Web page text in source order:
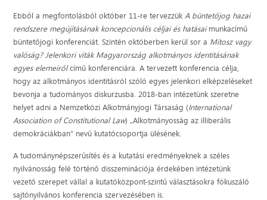
Ebből a megfontolásból október 11-re tervezzükA büntetőjog hazai
rendszere megújításának koncepcionális céljai és hatásaimunkacímű
büntetőjogi konferenciát. Szintén októberben kerül sor a Mítosz vagy
valóság? Jelenkori viták Magyarország alkotmányos identitásának
egyes elemeirőlcímű konferenciára. A tervezett konferencia célja,
hogy az alkotmányos identitásról szóló egyes jelenkori elképzeléseket
bevonja a tudományos diskurzusba. 2018-ban intézetünk szeretne
helyet adni a Nemzetközi Alkotmányjogi Társaság (International
Association of Constitutional Law) „Alkotmányosság az illiberális
demokráciákban” nevű kutatócsoportja ülésének.
A tudománynépszerűsítés és a kutatási eredményeknek a széles
nyilvánosság felé történő disszeminációja érdekében intézetünk
vezető szerepet vállal a kutatóközpont-szintű választásokra fókuszáló
sajtónyilvános konferencia szervezésében is.